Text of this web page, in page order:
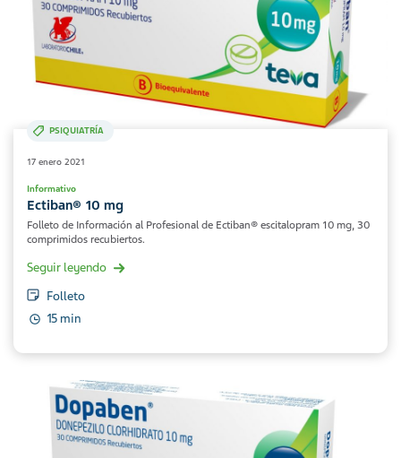
PSIQUIATRÍA
17 enero 2021
Informativo
Ectiban® 10 mg
Folleto de Información al Profesional de Ectiban® escitalopram 10 mg, 30
comprimidos recubiertos.
Seguir leyendo
Folleto
15 min